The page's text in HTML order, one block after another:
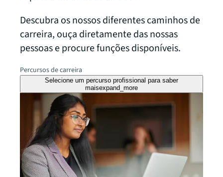
Descubra os nossos diferentes caminhos de
carreira, ouça diretamente das nossas
pessoas e procure funções disponíveis.
Percursos de carreira
Selecione um percurso profissional para saber
maisexpand_more